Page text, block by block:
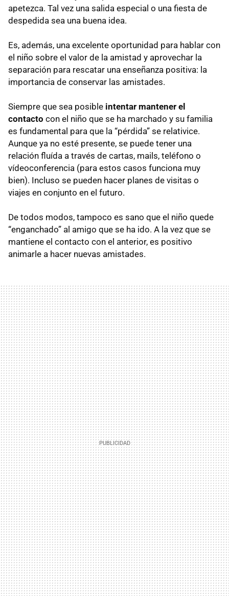
apetezca. Tal vez una salida especial o una fiesta de
despedida sea una buena idea.
Es, además, una excelente oportunidad para hablar con
el niño sobre el valor de la amistad y aprovechar la
separación para rescatar una enseñanza positiva: la
importancia de conservar las amistades.
Siempre que sea posible intentar mantener el
contacto con el niño que se ha marchado y su familia
es fundamental para que la “pérdida” se relativice.
Aunque ya no esté presente, se puede tener una
relación fluída a través de cartas, mails, teléfono o
vídeoconferencia (para estos casos funciona muy
bien). Incluso se pueden hacer planes de visitas o
viajes en conjunto en el futuro.
De todos modos, tampoco es sano que el niño quede
“enganchado” al amigo que se ha ido. A la vez que se
mantiene el contacto con el anterior, es positivo
animarle a hacer nuevas amistades.